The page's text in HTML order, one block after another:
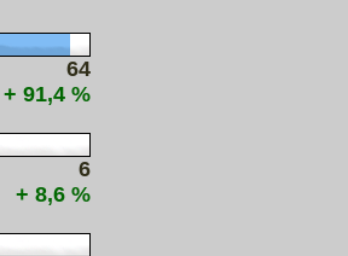
64
+ 91,4 %
6
+ 8,6 %